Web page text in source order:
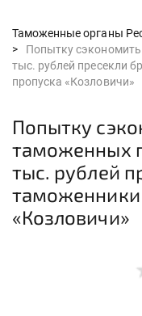
Таможенные органы
>
Попытку
тыс. рублей пресекли
пропуска «Козловичи»
Попытку
таможенных
тыс. рублей
таможенники
«Козловичи»